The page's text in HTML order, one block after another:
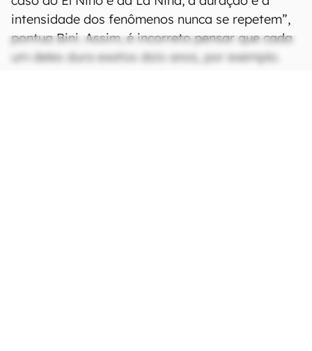
intensidade dos fenômenos nunca se repetem”,
pontua Bini. Assim, é incorreto pensar que cada
um deles dura exatos dois anos, por exemplo.